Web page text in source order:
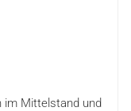
im Mittelstand und